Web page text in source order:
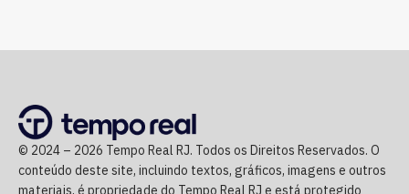
© 2024 – 2026 Tempo Real RJ. Todos os Direitos Reservados. O
conteúdo deste site, incluindo textos, gráficos, imagens e outros
materiais, é propriedade do Tempo Real RJ e está protegido